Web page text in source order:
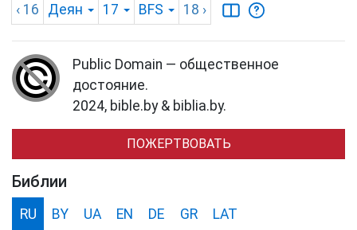
‹ 16 Деян 17 BFS 18 ›
Public Domain — общественное
достояние.
2024, bible.by & biblia.by.
ПОЖЕРТВОВАТЬ
Библии
RU BY UA EN DE GR LAT